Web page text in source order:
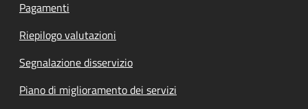
Pagamenti
Riepilogo valutazioni
Segnalazione disservizio
Piano di miglioramento dei servizi